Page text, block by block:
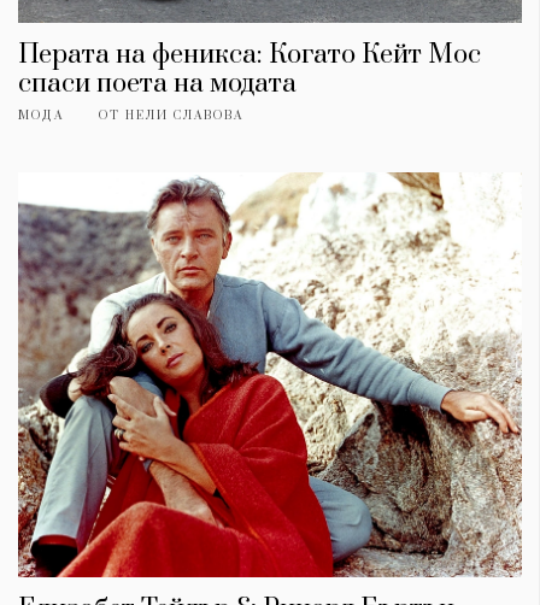
Перата на феникса: Когато Кейт Мос
спаси поета на модата
МОДА ОТ НЕЛИ СЛАВОВА